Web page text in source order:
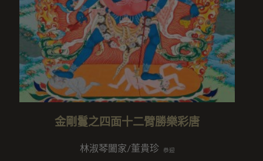
金剛鬘之四面十二臂勝樂彩唐
林淑琴闔家/董貴珍 恭迎